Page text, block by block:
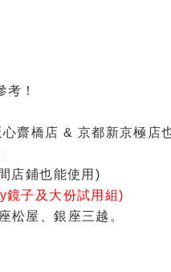
！
齋橋店 & 京都新京極店
店鋪也能使用)
子及大份試用組)
松屋、銀座三越。